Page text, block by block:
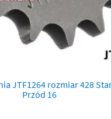
JTF1264 rozmiar 428
Przód 16